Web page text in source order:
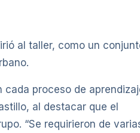
al taller, como un
proceso de
al destacar que el
“Se requirieron de